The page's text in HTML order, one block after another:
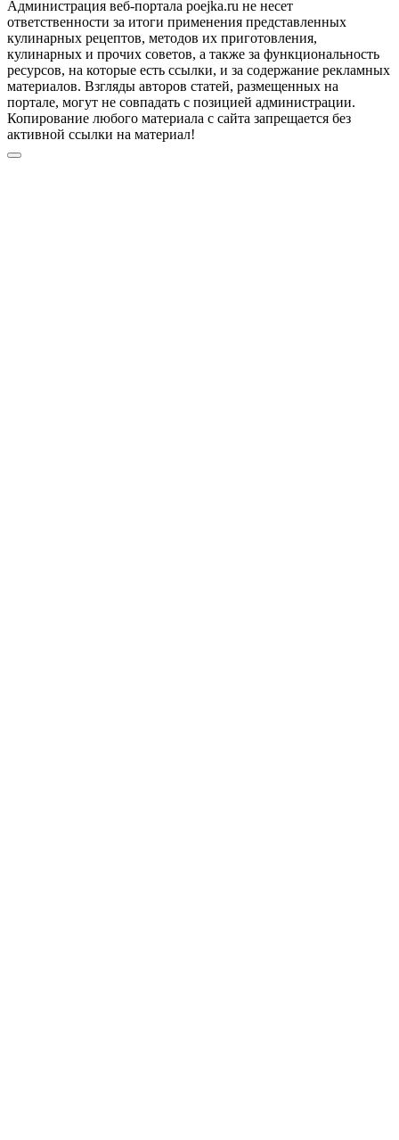
Администрация веб-портала poejka.ru не несет
ответственности за итоги применения представленных
кулинарных рецептов, методов их приготовления,
кулинарных и прочих советов, а также за функциональность
ресурсов, на которые есть ссылки, и за содержание рекламных
материалов. Взгляды авторов статей, размещенных на
портале, могут не совпадать с позицией администрации.
Копирование любого материала с сайта запрещается без
активной ссылки на материал!